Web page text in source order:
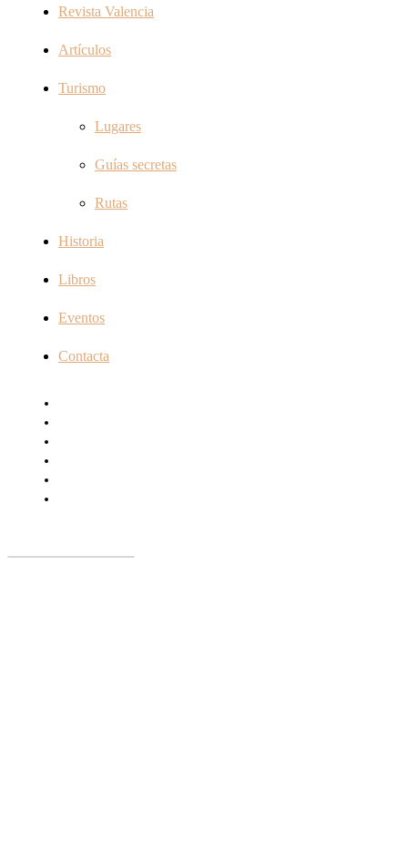
Revista Valencia
Artículos
Turismo
Lugares
Guías secretas
Rutas
Historia
Libros
Eventos
Contacta